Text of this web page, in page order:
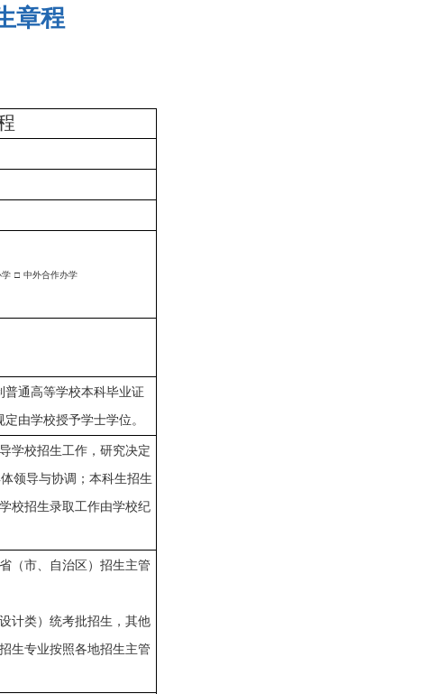
章程
学 □ 中外合作办学
通高等学校本科毕业证
由学校授予学士学位。
学校招生工作，研究决定
领导与协调； 本科生招生
学校招生录取工作由学校纪
（市、自治区）招生主管
计类）统考批招生 ，其他
生专业按照各地招生主管